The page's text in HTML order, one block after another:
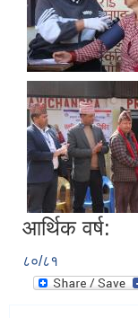
आर्थिक वर्ष:
८०/८१